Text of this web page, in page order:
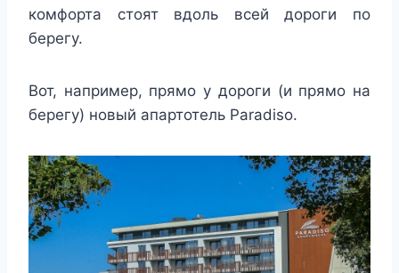
комфорта стоят вдоль всей дороги по
берегу.
Вот, например, прямо у дороги (и прямо на
берегу) новый апартотель Paradiso.